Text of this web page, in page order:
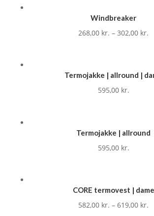
Windbreaker
268,00 kr. –302,00 kr.
Termojakke | allround |
595,00 kr.
Termojakke | allround
595,00 kr.
CORE termovest | dame
582,00 kr. –619,00 kr.